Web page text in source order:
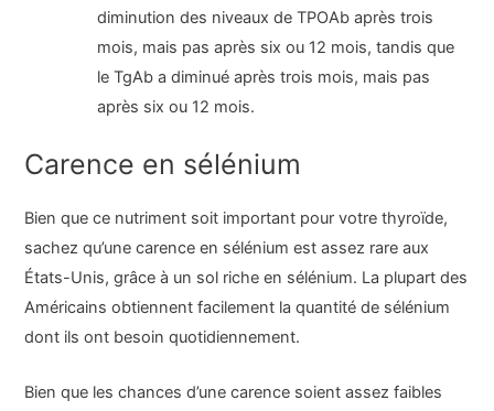
diminution des niveaux de TPOAb après trois
mois, mais pas après six ou 12 mois, tandis que
le TgAb a diminué après trois mois, mais pas
après six ou 12 mois.
Carence en sélénium
Bien que ce nutriment soit important pour votre thyroïde,
sachez qu’une carence en sélénium est assez rare aux
États-Unis, grâce à un sol riche en sélénium. La plupart des
Américains obtiennent facilement la quantité de sélénium
dont ils ont besoin quotidiennement.
Bien que les chances d’une carence soient assez faibles